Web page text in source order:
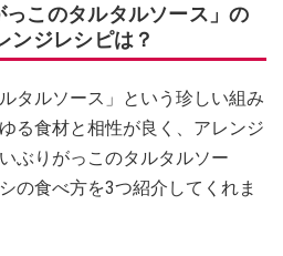
このタルタルソース」の
ンジレシピは？
タルソース」という珍しい組み
る食材と相性が良く、アレンジ
ぶりがっこのタルタルソー
の食べ方を3つ紹介してくれま